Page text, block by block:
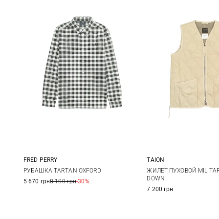
S M L
FRED PERRY
РУБАШКА TARTAN OXFORD
5 670 грн8 100 грн-30%
XS S
XL
TAION
ЖИЛЕТ ПУХОВОЙ
DOWN
7 200 грн